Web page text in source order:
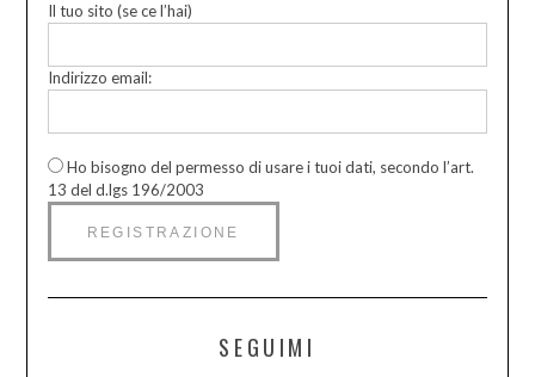
Il tuo sito (se ce l’hai)
Indirizzo email:
Ho bisogno del permesso di usare i tuoi dati, secondo l’art.
13 del d.lgs 196/2003
SEGUIMI